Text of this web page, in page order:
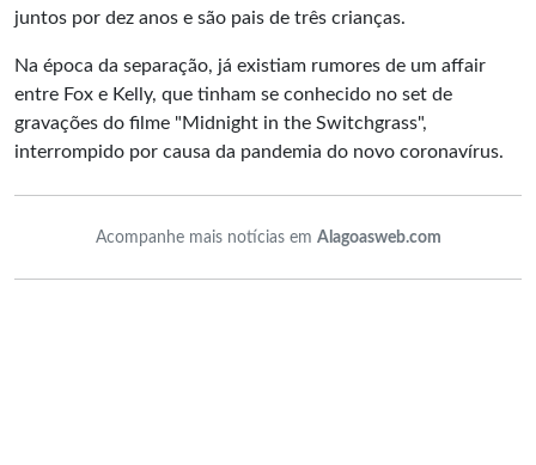
juntos por dez anos e são pais de três crianças.
Na época da separação, já existiam rumores de um affair
entre Fox e Kelly, que tinham se conhecido no set de
gravações do filme "Midnight in the Switchgrass",
interrompido por causa da pandemia do novo coronavírus.
Acompanhe mais notícias em Alagoasweb.com